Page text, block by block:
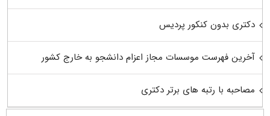
دکتری بدون کنکور پردیس
آخرین فهرست موسسات مجاز اعزام دانشجو به خارج کشور
مصاحبه با رتبه های برتر دکتری